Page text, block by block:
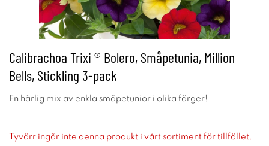
Calibrachoa Trixi ® Bolero, Småpetunia, Million
Bells, Stickling 3-pack
En härlig mix av enkla småpetunior i olika färger!
Tyvärr ingår inte denna produkt i vårt sortiment för tillfället.